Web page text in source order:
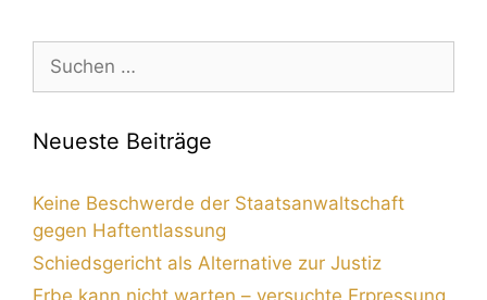
Neueste Beiträge
Keine Beschwerde der Staatsanwaltschaft
gegen Haftentlassung
Schiedsgericht als Alternative zur Justiz